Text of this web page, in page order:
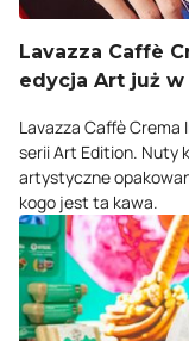
Lavazza Caffè
edycja Art już w
Lavazza Caffè
serii Art Edition. Nuty
artystyczne
kogo jest ta kawa.